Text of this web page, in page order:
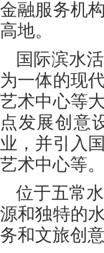
金融服务机
高地。
国际滨水
为一体的现
艺术中心等
点发展创意
业，并引入
艺术中心等。
位于五常
源和独特的
务和文旅创